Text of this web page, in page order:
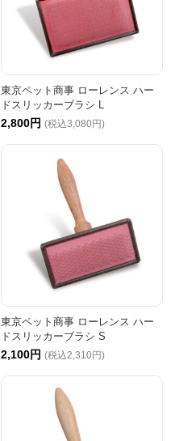
東京ペット商事 ローレンス ハー
ドスリッカーブラシ L
2,800円 (税込3,080円)
東京ペット商事 ローレンス ハー
ドスリッカーブラシ S
2,100円 (税込2,310円)